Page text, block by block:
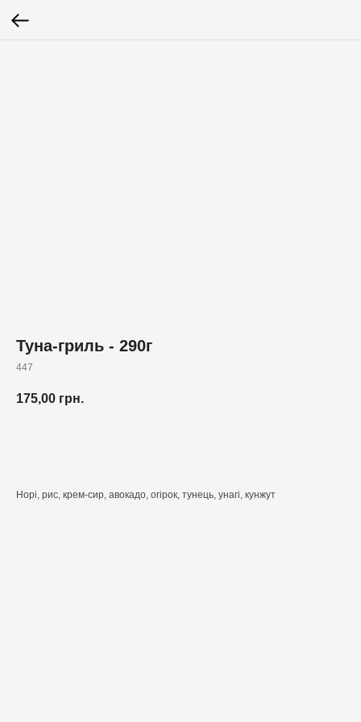
Туна-гриль - 290г
447
175,00 грн.
Норі, рис, крем-сир, авокадо, огірок, тунець, унагі, кунжут